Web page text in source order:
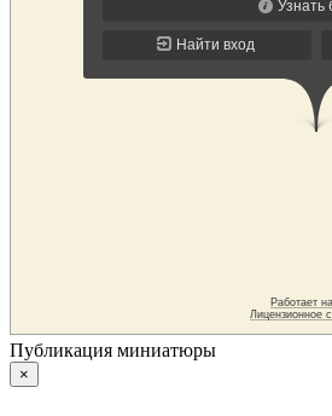
Публикация миниатюры
×